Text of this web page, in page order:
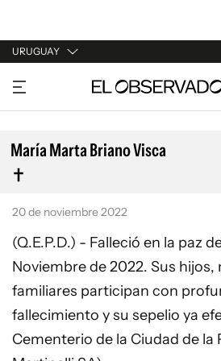
URUGUAY
URUGUAY
ARGENTINA
ESPAÑA
ESTADOS UNIDOS
María Marta Briano Visca
20 de noviembre 2022
(Q.E.P.D.) - Falleció en la paz
Noviembre de 2022. Sus hijos,
familiares participan con
fallecimiento y su sepelio ya
Cementerio de la Ciudad de la